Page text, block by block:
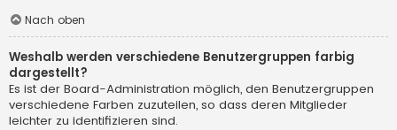
Nach oben
Weshalb werden verschiedene Benutzergruppen farbig
dargestellt?
Es ist der Board-Administration möglich, den Benutzergruppen
verschiedene Farben zuzuteilen, so dass deren Mitglieder
leichter zu identifizieren sind.